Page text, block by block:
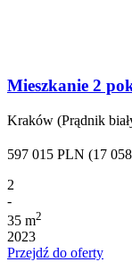
Mieszkanie 2
Kraków (Prądnik
597 015 PLN (17 058
2
-
35 m2
2023
Przejdź do oferty